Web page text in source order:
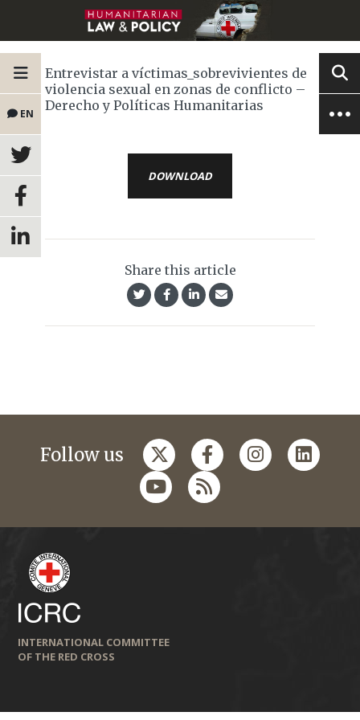
EN
Entrevistar a víctimas_sobrevivientes de
violencia sexual en zonas de conflicto –
Derecho y Políticas Humanitarias
DOWNLOAD
Share this article
Follow us
INTERNATIONAL COMMITTEE
OF THE RED CROSS